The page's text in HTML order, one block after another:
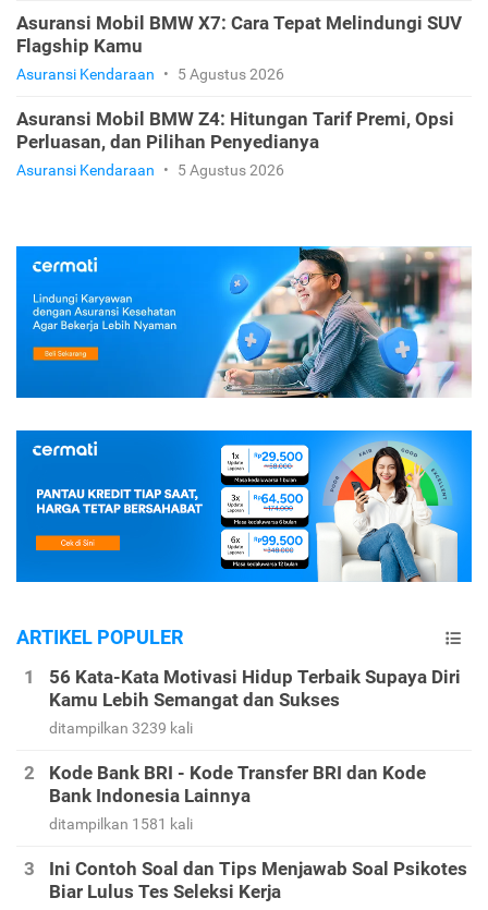
Asuransi Mobil BMW X7: Cara Tepat Melindungi SUV
Flagship Kamu
Asuransi Kendaraan • 5 Agustus 2026
Asuransi Mobil BMW Z4: Hitungan Tarif Premi, Opsi
Perluasan, dan Pilihan Penyedianya
Asuransi Kendaraan • 5 Agustus 2026
ARTIKEL POPULER
56 Kata-Kata Motivasi Hidup Terbaik Supaya Diri
Kamu Lebih Semangat dan Sukses
ditampilkan 3239 kali
Kode Bank BRI - Kode Transfer BRI dan Kode
Bank Indonesia Lainnya
ditampilkan 1581 kali
Ini Contoh Soal dan Tips Menjawab Soal Psikotes
Biar Lulus Tes Seleksi Kerja